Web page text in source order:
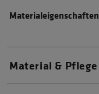
Materialeigenschaften
Material & Pflege